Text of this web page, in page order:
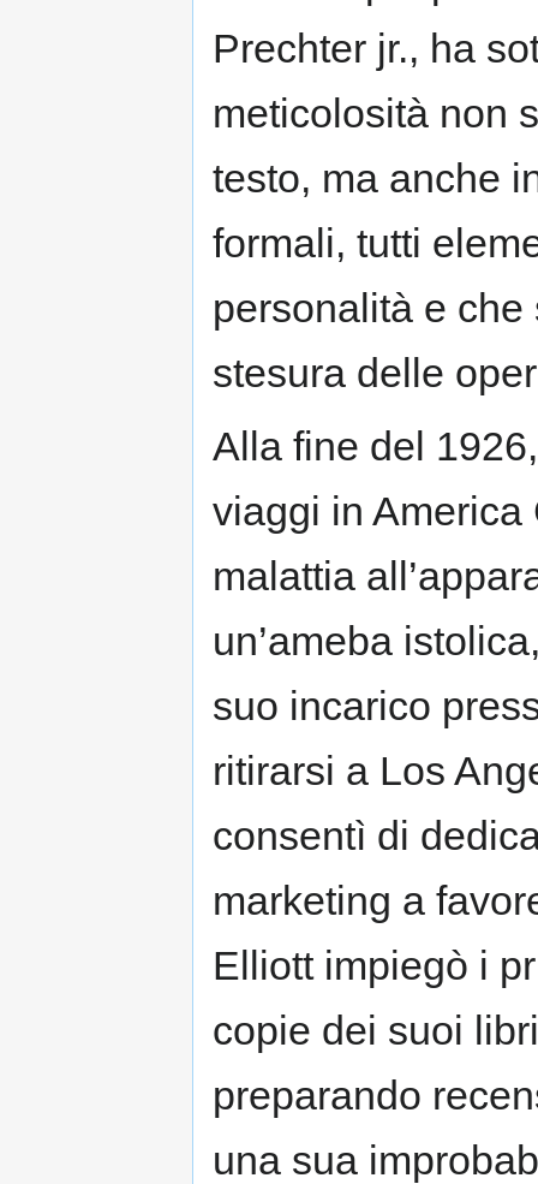
Prechter jr., ha
meticolosità non
testo, ma anche
formali, tutti
personalità e
stesura delle
Alla fine del
viaggi in
malattia
un’ameba
suo incarico
ritirarsi a Los
consentì di
marketing a
Elliott impiegò i
copie dei suoi
preparando
una sua